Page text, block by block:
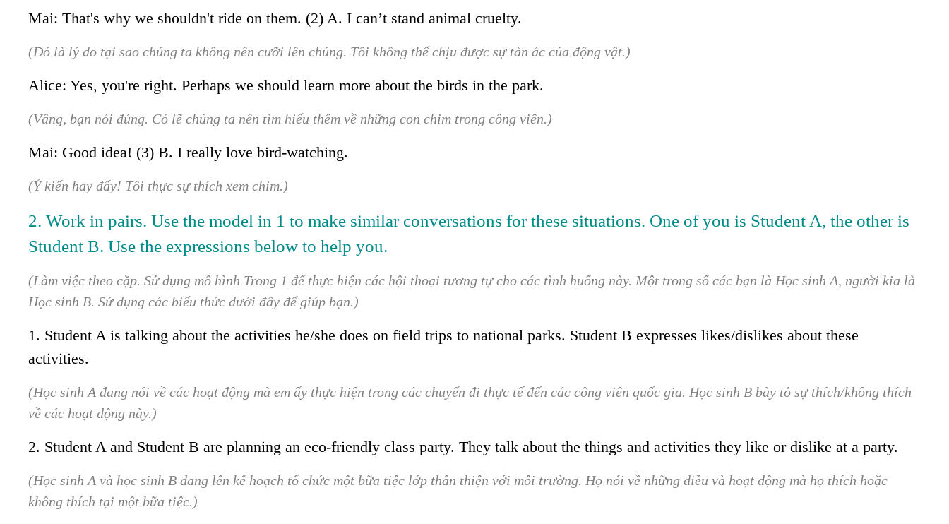
Mai: That's why we shouldn't ride on them. (2) A. I can’t stand animal cruelty.
(Đó là lý do tại sao chúng ta không nên cưỡi lên chúng. Tôi không thể chịu được sự tàn ác của động vật.)
Alice: Yes, you're right. Perhaps we should learn more about the birds in the park.
(Vâng, bạn nói đúng. Có lẽ chúng ta nên tìm hiểu thêm về những con chim trong công viên.)
Mai: Good idea! (3) B. I really love bird-watching.
(Ý kiến hay đấy! Tôi thực sự thích xem chim.)
2. Work in pairs. Use the model in 1 to make similar conversations for these situations. One of you is Student A, the other is
Student B. Use the expressions below to help you.
(Làm việc theo cặp. Sử dụng mô hình Trong 1 để thực hiện các hội thoại tương tự cho các tình huống này. Một trong số các bạn là Học sinh A, người kia là
Học sinh B. Sử dụng các biểu thức dưới đây để giúp bạn.)
1. Student A is talking about the activities he/she does on field trips to national parks. Student B expresses likes/dislikes about these
activities.
(Học sinh A đang nói về các hoạt động mà em ấy thực hiện trong các chuyến đi thực tế đến các công viên quốc gia. Học sinh B bày tỏ sự thích/không thích
về các hoạt động này.)
2. Student A and Student B are planning an eco-friendly class party. They talk about the things and activities they like or dislike at a party.
(Học sinh A và học sinh B đang lên kế hoạch tổ chức một bữa tiệc lớp thân thiện với môi trường. Họ nói về những điều và hoạt động mà họ thích hoặc
không thích tại một bữa tiệc.)